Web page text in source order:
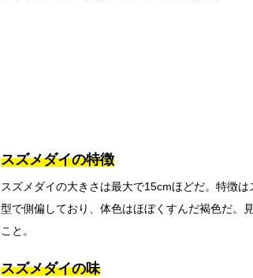
スズメダイの特徴
スズメダイの大きさは最大で15cmほどだ。特徴
型で側偏しており、体色はほぼくすんだ褐色だ。
こと。
スズメダイの味